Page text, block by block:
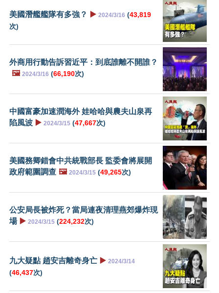
美國潛艦艦隊有多強？ ▶️ 2024/3/16 (43,819
次)
外商用行動告訴習近平：到底誰離不開誰？
🖼️ 2024/3/16 (66,190次)
中國富豪加速潤海外 娃哈哈與農夫山泉再
陷風波 ▶️ 2024/3/15 (47,667次)
美國務卿錯會中共統戰部長 監委會將展開
政府範圍調查 🖼️ 2024/3/15 (49,265次)
公安局長被炸死？當局連夜清理燕郊爆炸現
場 ▶️ 2024/3/15 (224,232次)
九大疑點 趙安吉離奇身亡 ▶️ 2024/3/14
(46,437次)